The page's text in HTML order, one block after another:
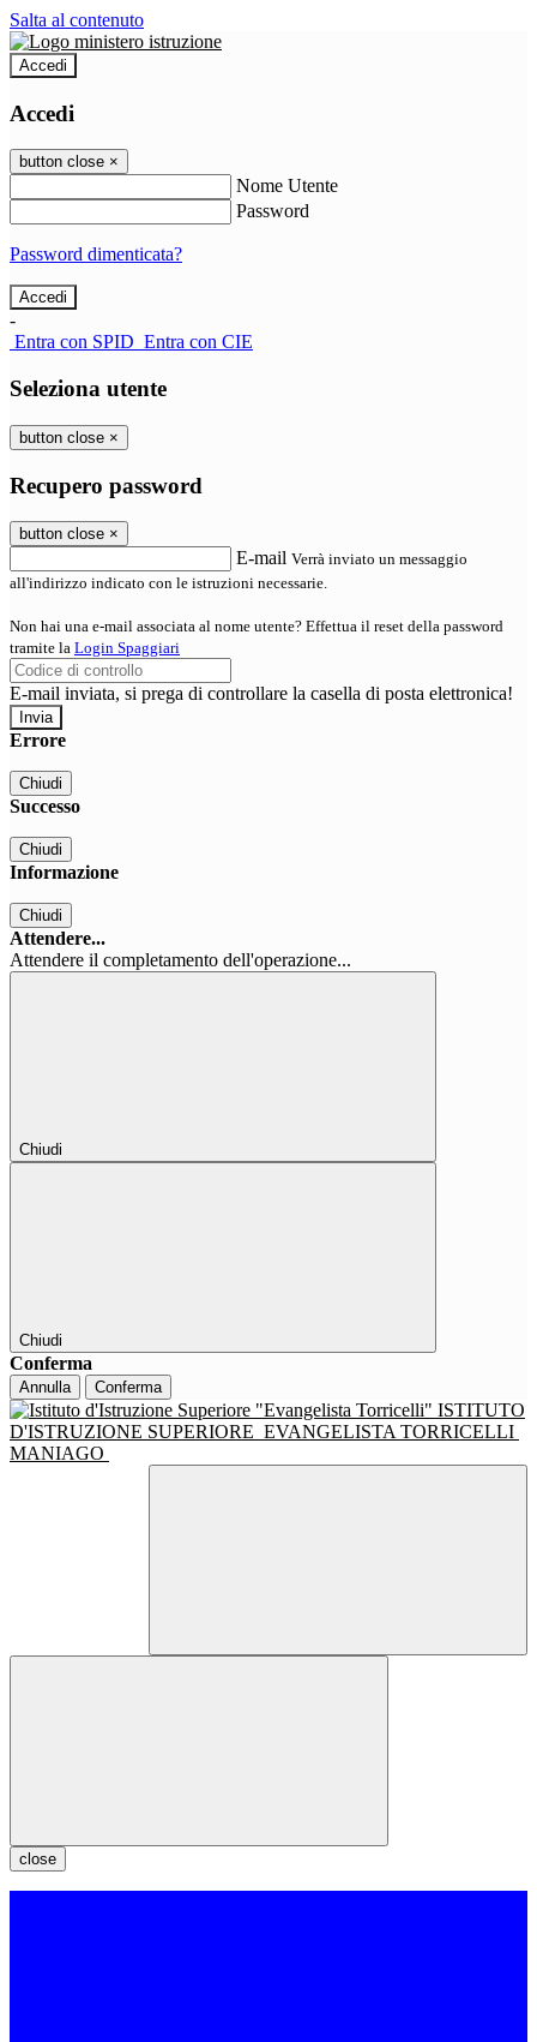
Salta al contenuto
Accedi
Accedi
button close ×
Nome Utente
Password
Password dimenticata?
-
Entra con SPID Entra con CIE
Seleziona utente
button close ×
Recupero password
button close ×
E-mail Verrà inviato un messaggio
all'indirizzo indicato con le istruzioni necessarie.
Non hai una e-mail associata al nome utente? Effettua il reset della password
tramite la Login Spaggiari
E-mail inviata, si prega di controllare la casella di posta elettronica!
Errore
Chiudi
Successo
Chiudi
Informazione
Chiudi
Attendere...
Attendere il completamento dell'operazione...
Chiudi
Chiudi
Conferma
Annulla Conferma
ISTITUTO
D'ISTRUZIONE SUPERIORE EVANGELISTA TORRICELLI
MANIAGO
close